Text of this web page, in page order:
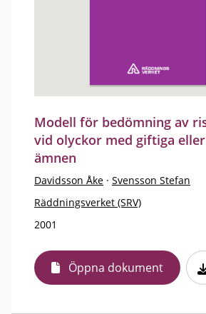
Modell för bedömning av
vid olyckor med giftiga
ämnen
Davidsson Åke · Svensson Stefan
Räddningsverket (SRV)
2001
Öppna dokument